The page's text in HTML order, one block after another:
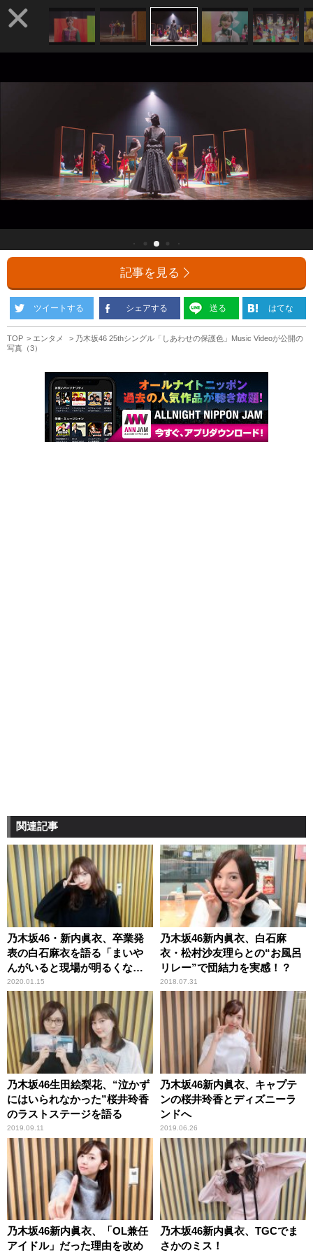
記事を見る
ツイートする シェアする 送る はてな
TOP エンタメ
乃木坂46 25thシングル「しあわせの保護色」Music Videoが公開の
写真（3）
関連記事
乃木坂46・新内眞衣、卒業発
表の白石麻衣を語る「まいや
んがいると現場が明るくな
る」
2020.01.15
乃木坂46新内眞衣、白石麻
衣・松村沙友理らとの“お風呂
リレー”で団結力を実感！？
2018.07.31
乃木坂46生田絵梨花、“泣かず
にはいられなかった”桜井玲香
のラストステージを語る
2019.09.11
乃木坂46新内眞衣、キャプテ
ンの桜井玲香とディズニーラ
ンドへ
2019.06.26
乃木坂46新内眞衣、「OL兼任
アイドル」だった理由を改め
乃木坂46新内眞衣、TGCでま
さかのミス！